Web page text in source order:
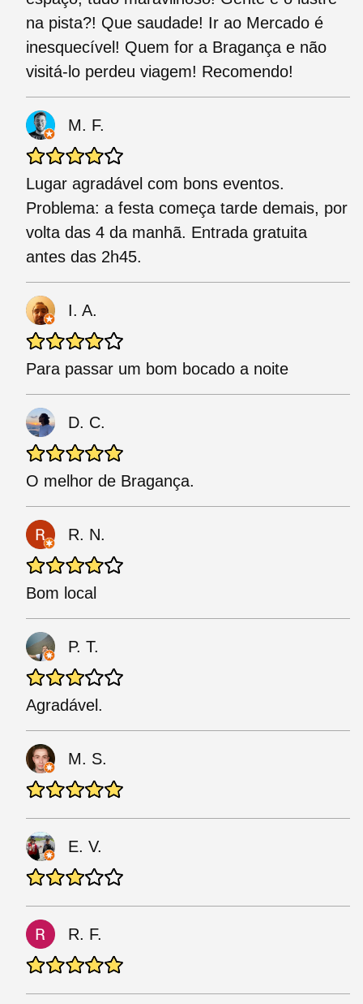
na pista?! Que saudade! Ir ao Mercado é
inesquecível! Quem for a Bragança e não
visitá-lo perdeu viagem! Recomendo!
M. F.
Lugar agradável com bons eventos.
Problema: a festa começa tarde demais, por
volta das 4 da manhã. Entrada gratuita
antes das 2h45.
I. A.
Para passar um bom bocado a noite
D. C.
O melhor de Bragança.
R. N.
Bom local
P. T.
Agradável.
M. S.
E. V.
R. F.